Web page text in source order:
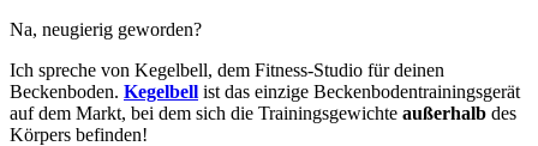
Na, neugierig geworden?
Ich spreche von Kegelbell, dem Fitness-Studio für deinen
Beckenboden. Kegelbell ist das einzige Beckenbodentrainingsgerät
auf dem Markt, bei dem sich die Trainingsgewichte außerhalb des
Körpers befinden!